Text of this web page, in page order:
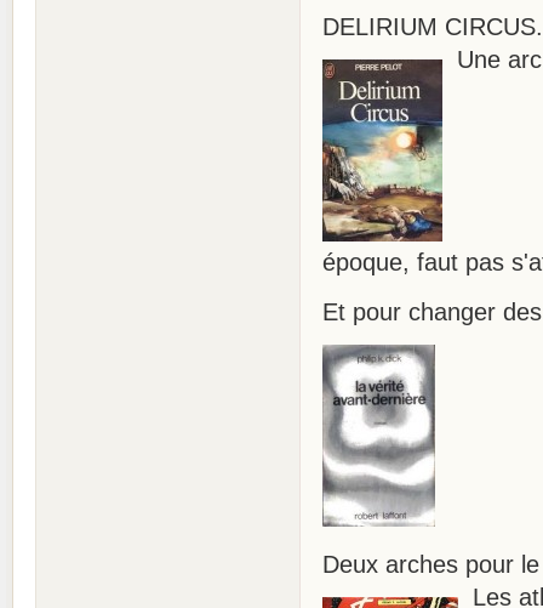
DELIRIUM
Une
époque, faut pas
Et pour changer
Deux arches pour
Les